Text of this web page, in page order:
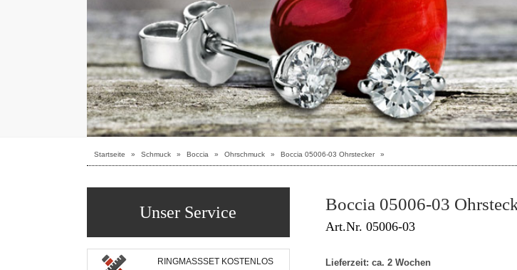
Startseite » Schmuck » Boccia » Ohrschmuck » Boccia 05006-03 Ohrstecker »
Boccia 05006-03
Art.Nr. 05006-03
Lieferzeit: ca. 2 Wochen
Unser Service
RINGMASSSET KOSTENLOS